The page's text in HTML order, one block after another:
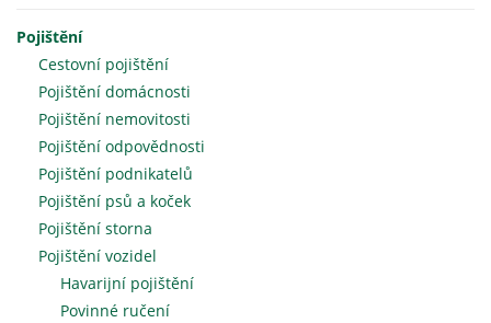
Pojištění
Cestovní pojištění
Pojištění domácnosti
Pojištění nemovitosti
Pojištění odpovědnosti
Pojištění podnikatelů
Pojištění psů a koček
Pojištění storna
Pojištění vozidel
Havarijní pojištění
Povinné ručení